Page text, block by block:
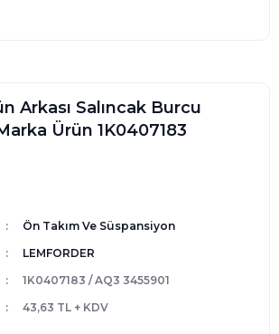
Arkası Salıncak Burcu
Ürün 1K0407183
Ön Takım Ve Süspansiyon
LEMFORDER
1K0407183 / AQ3 3455901
43,63 TL + KDV